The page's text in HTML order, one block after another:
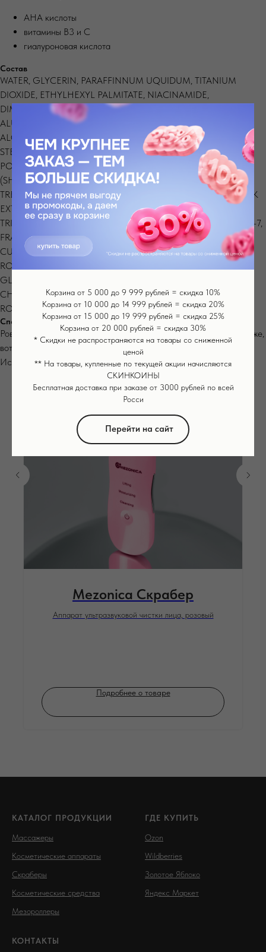
AHA кислоты
витамины B3 и C
гиалуроновая кислота
Состав
WATER, GLYCERIN, PARAFFINNUM UQUIDUM, TITANIUM
DIOXIDE, ETHYLHEXYL PALMITATE, NIACINAMIDE,
DIMETHICONE, POLYSORBATE 60, MAGNESIUM
ALUMINOMETASILICATE, SORBITAN STEARATE, CETEARYL
ALCOHOL, PEG-100 GLYCERYL STEARATE, GLYCERYL
STEARATE, PHENOXYETHANOL, HYDROXYACETOPHENONE,
POLYACRYLAMIDE, ALLANTOIN, BUTYROSPERMUM PARKII
(SHEA) BUTTER, C13-14 ISOPARAFFIN, CHLORPHENESIN,
TREHALOSE, LACTIC ACID, MALIC ACID, GLUTATHIONE, MILK
EXTRACT, ASCORBIC ACID, SODIUM HYALURONATE,
TRIETHOXYC-APRYLYLSILANE, BUTYLENEGLYCOL, LAURETH-7,
FRAGRANCE, CENTELLA ASIATICA EXTRACT, POLYGONUM
CUSPIDATUM ROOT EXTRACT, SCUTELLARIA BAICALENSES
ROOT EXTRACT, CAMELLIA SINENSIS LEAF EXTRACT,
GLYCYRRHIZA GLABRA (LICORICE) ROOT EXTRACT,
CHAMOMILLA RECUTITA (MATRICARIA) FLOWER EXTRACT,
ROSMARINUS OFFICINALIS (ROSEMARY) LEAF EXTRACT
Способ применения
Ровным слоем распределите небольшое количество крема по коже,
вотрите массажными движениями до полного впитывания.
Используйте дважды в день.
Mezonica Скрабер
Аппарат ультразвуковой чистки лица, розовый
Подробнее о товаре
КАТАЛОГ ПРОДУКЦИИ
Массажеры
Косметические аппараты
Скраберы
Косметические средства
Мезороллеры
ГДЕ КУПИТЬ
Ozon
Wildberries
Золотое Яблоко
Яндекс Маркет
КОНТАКТЫ
Корзина от 5 000 до 9 999 рублей = скидка 10%
Корзина от 10 000 до 14 999 рублей = скидка 20%
Корзина от 15 000 до 19 999 рублей = скидка 25%
Корзина от 20 000 рублей = скидка 30%
* Скидки не распространяются на товары со сниженной
ценой
** На товары, купленные по текущей акции начисляются
СКИНКОИНЫ
Бесплатная доставка при заказе от 3000 рублей по всей
Росси
Перейти на сайт